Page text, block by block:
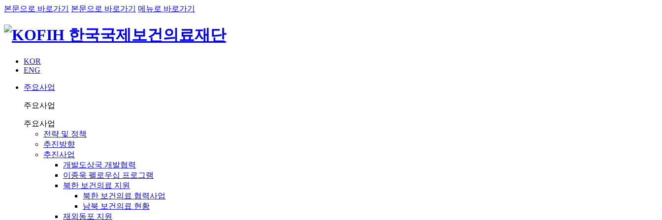
본문으로 바로가기 본문으로 바로가기 메뉴로 바로가기
KOR
ENG
주요사업
주요사업
주요사업
전략 및 정책
추진방향
추진사업
개발도상국 개발협력
이종욱 펠로우십 프로그램
북한 보건의료 지원
북한 보건의료 협력사업
남북 보건의료 현황
재외동포 지원